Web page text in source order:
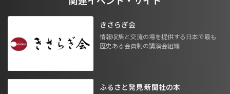
きさらぎ会
情報収集と交流の場を提供する日本で最も
歴史ある会員制の講演会組織
ふるさと発見 新聞社の本